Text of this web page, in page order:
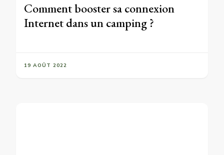
Comment booster sa connexion
Internet dans un camping ?
19 AOÛT 2022